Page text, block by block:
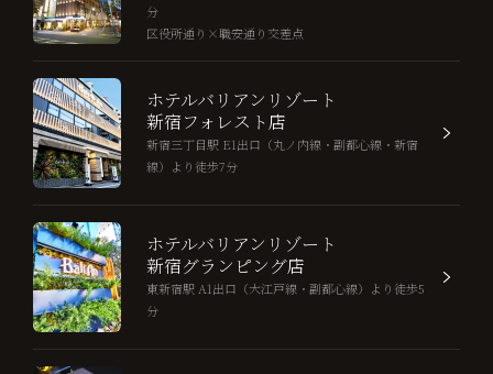
分
区役所通り×職安通り交差点
ホテルバリアンリゾート
新宿フォレスト店
新宿三丁目駅 E1出口（丸ノ内線・副都心線・新宿
線）より徒歩7分
ホテルバリアンリゾート
新宿グランピング店
東新宿駅 A1出口（大江戸線・副都心線）より徒歩5
分